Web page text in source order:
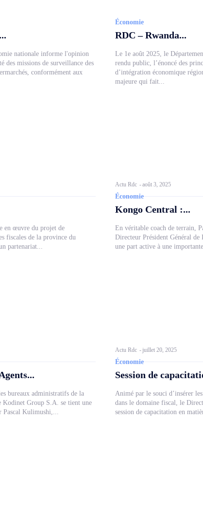
nationale informe l'opinion
des missions de surveillance des
conformément aux
Économie
RDC – Rwanda...
Le 1e août 2025, le
rendu public, l’énoncé des
d’intégration économique
majeure qui fait...
Actu Rdc -août 3, 2025
en œuvre du projet de
fiscales de la province du
partenariat...
Économie
Kongo Central :...
En véritable coach de terrain,
Directeur Président Général
une part active à une
Actu Rdc - juillet 20, 2025
bureaux administratifs de la
Group S.A. se tient une
Pascal Kulimushi,...
Économie
Session de
Animé par le souci d’insérer
dans le domaine fiscal, le
session de capacitation en